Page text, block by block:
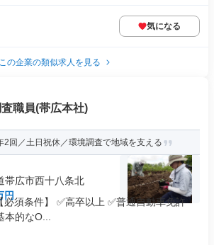
気になる
この企業の類似求人を見る
職員(帯広本社)
2回／土日祝休／環境調査で地域を支える
帯広市西十八条北
円
須条件】 ✅高卒以上 ✅普通自動車免許
本的なO...